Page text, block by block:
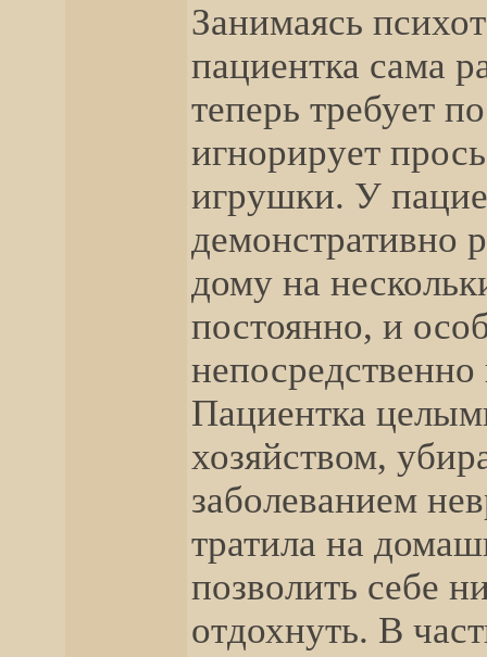
Занимаясь
пациентка сама
теперь требует
игнорирует
игрушки. У
демонстративно
дому на
постоянно, и
Пациентка
хозяйством,
заболеванием
тратила на
позволить себе
отдохнуть. В